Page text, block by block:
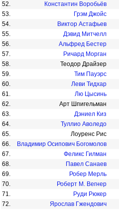
52.
Константин Воробьёв
53.
Грэм Джойс
54.
Виктор Астафьев
55.
Дэвид Митчелл
56.
Альфред Бестер
57.
Ричард Морган
58.
Теодор Драйзер
59.
Тим Пауэрс
60.
Леви Тидхар
61.
Лю Цысинь
62.
Арт Шпигельман
63.
Дэниел Киз
64.
Туллио Аволедо
65.
Лоуренс Рис
66.
Владимир Осипович Богомолов
67.
Феликс Гилман
68.
Павел Санаев
69.
Робер Мерль
70.
Роберт М. Вегнер
71.
Руди Рюкер
72.
Ярослав Гжендович